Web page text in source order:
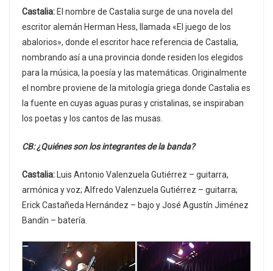
Castalia: El nombre de Castalia surge de una novela del
escritor alemán Herman Hess, llamada «El juego de los
abalorios», donde el escritor hace referencia de Castalia,
nombrando así a una provincia donde residen los elegidos
para la música, la poesía y las matemáticas. Originalmente
el nombre proviene de la mitología griega donde Castalia es
la fuente en cuyas aguas puras y cristalinas, se inspiraban
los poetas y los cantos de las musas.
CB: ¿Quiénes son los integrantes de la banda?
Castalia: Luis Antonio Valenzuela Gutiérrez – guitarra,
armónica y voz; Alfredo Valenzuela Gutiérrez – guitarra;
Erick Castañeda Hernández – bajo y José Agustín Jiménez
Bandín – batería.